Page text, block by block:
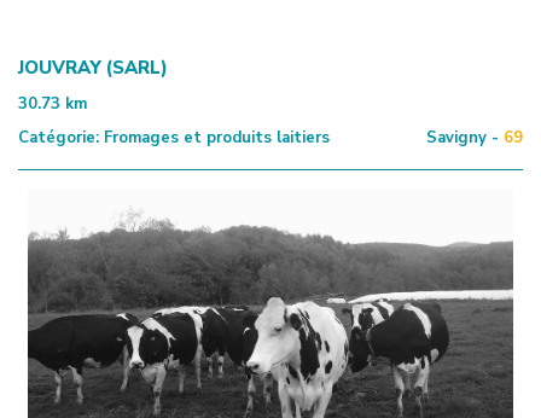
JOUVRAY (SARL)
30.73 km
Catégorie: Fromages et produits laitiers Savigny - 69